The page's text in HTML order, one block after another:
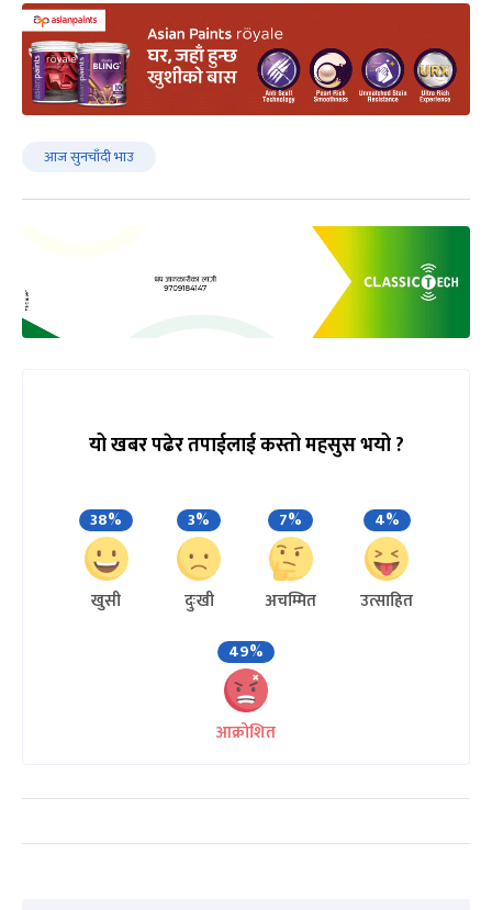
आज सुनचाँदी भाउ
यो खबर पढेर तपाईलाई कस्तो महसुस भयो ?
38%
खुसी
3%
दुःखी
7%
अचम्मित
4%
उत्साहित
49%
आक्रोशित